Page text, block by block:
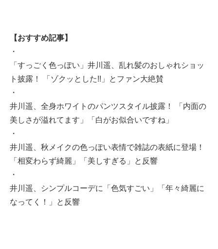
【おすすめ記事】
・
「すっごく色っぽい」井川遥、乱れ髪のおしゃれショッ
ト披露！ 「ゾクッとした!!」とファン大絶賛
・
井川遥、全身ホワイトのパンツスタイル披露！ 「内面の
美しさが溢れてます」「白がお似合いですね」
・
井川遥、秋メイクの色っぽい表情で雑誌の表紙に登場！
「相変わらず綺麗」「美しすぎる」と反響
・
井川遥、シンプルコーデに「色気すごい」「年々綺麗に
なってく！」と反響